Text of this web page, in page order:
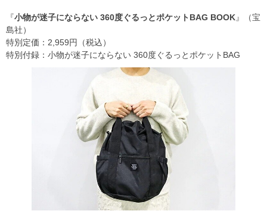
『小物が迷子にならない 360度ぐるっとポケットBAG BOOK』（宝
島社）
特別定価：2,959円（税込）
特別付録：小物が迷子にならない 360度ぐるっとポケットBAG